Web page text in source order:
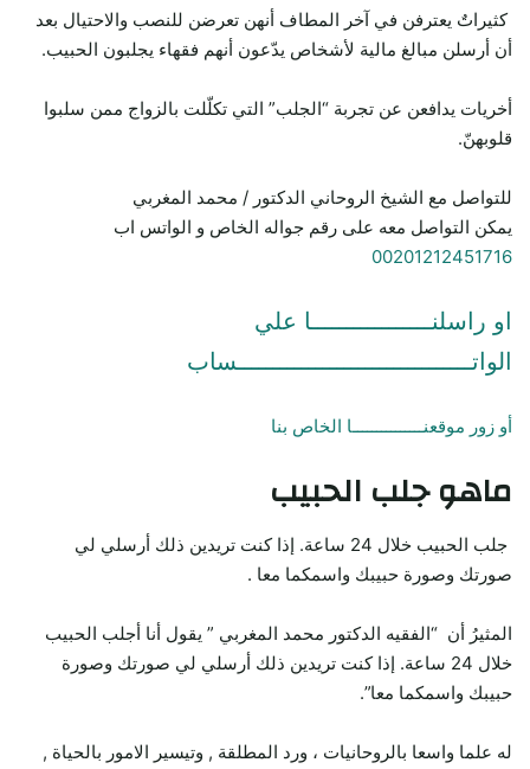
كثيراتٌ يعترفن في آخر المطاف أنهن تعرضن للنصب والاحتيال بعد
أن أرسلن مبالغ مالية لأشخاص يدّعون أنهم فقهاء يجلبون الحبيب.
أخريات يدافعن عن تجربة “الجلب” التي تكلّلت بالزواج ممن سلبوا
قلوبهنّ.
للتواصل مع الشيخ الروحاني الدكتور / محمد المغربي
يمكن التواصل معه على رقم جواله الخاص و الواتس اب
00201212451716
او راسلنـــــــــــــــــا علي
الواتـــــــــــــــــــــــــــــــــساب
أو زور موقعنـــــــــــــــا الخاص بنا
ماهو جلب الحبيب
جلب الحبيب خلال 24 ساعة. إذا كنت تريدين ذلك أرسلي لي
صورتك وصورة حبيبك واسمكما معا .
المثيرُ أن “الفقيه الدكتور محمد المغربي ” يقول أنا أجلب الحبيب
خلال 24 ساعة. إذا كنت تريدين ذلك أرسلي لي صورتك وصورة
حبيبك واسمكما معا”.
له علما واسعا بالروحانيات ، ورد المطلقة , وتيسير الامور بالحياة ,